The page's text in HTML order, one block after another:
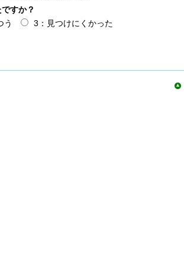
すか？
う 3：見つけにくかった